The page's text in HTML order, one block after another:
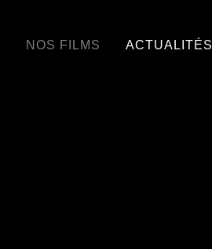
NOS FILMS ACTUALITÉS